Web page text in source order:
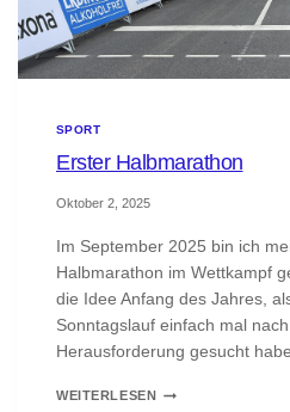
SPORT
Erster Halbmarathon
Oktober 2, 2025
Im September 2025 bin ich
Halbmarathon im Wettkampf
die Idee Anfang des Jahres,
Sonntagslauf einfach mal
Herausforderung gesucht
WEITERLESENERSTER